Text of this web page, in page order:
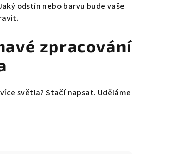
odstín nebo barvu bude vaše
zpracování
světla? Stačí napsat. Uděláme